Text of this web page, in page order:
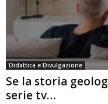
Didattica e Divulgazione
Se la storia
serie tv…